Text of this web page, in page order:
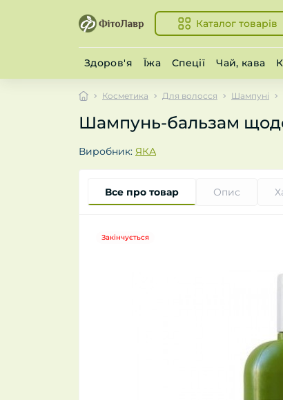
Каталог товарів
Здоров'я Їжа Спеції Чай, кава
Косметика Для волосся Шампуні
Шампунь-бальзам
Виробник: ЯКА
Все про товар Опис
Закінчується